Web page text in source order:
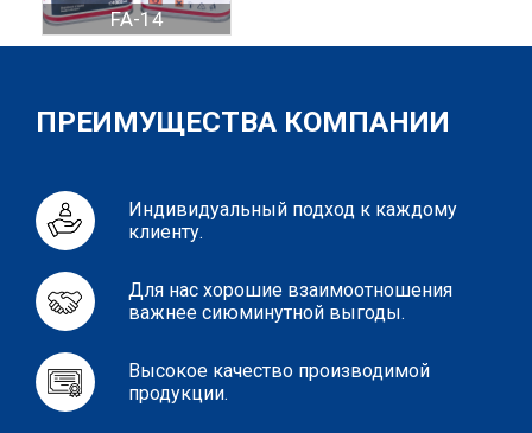
FA-14
ПРЕИМУЩЕСТВА КОМПАНИИ
Индивидуальный подход к каждому
клиенту.
Для нас хорошие взаимоотношения
важнее сиюминутной выгоды.
Высокое качество производимой
продукции.